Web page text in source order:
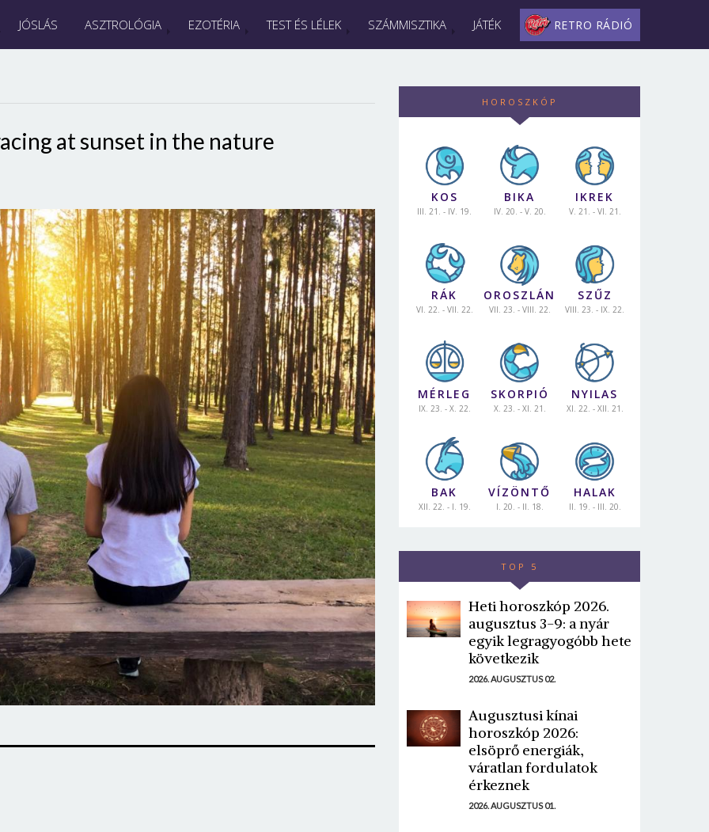
JÓSLÁS ASZTROLÓGIA EZOTÉRIA TEST ÉS LÉLEK SZÁMMISZTIKA JÁTÉK RETRO RÁDIÓ
at sunset in the nature
HOROSZKÓP
KOS
III. 21. - IV. 19.
BIKA
IV. 20. - V. 20.
IKREK
V. 21. - VI. 21.
RÁK
VI. 22. - VII. 22.
OROSZLÁN
VII. 23. - VIII. 22.
SZŰZ
VIII. 23. - IX. 22.
MÉRLEG
IX. 23. - X. 22.
SKORPIÓ
X. 23. - XI. 21.
NYILAS
XI. 22. - XII. 21.
BAK
XII. 22. - I. 19.
VÍZÖNTŐ
I. 20. - II. 18.
HALAK
II. 19. - III. 20.
TOP 5
Heti horoszkóp 2026.
augusztus 3-9: a nyár
egyik legragyogóbb hete
következik
2026. AUGUSZTUS 02.
Augusztusi kínai
horoszkóp 2026:
elsöprő energiák,
váratlan fordulatok
érkeznek
2026. AUGUSZTUS 01.